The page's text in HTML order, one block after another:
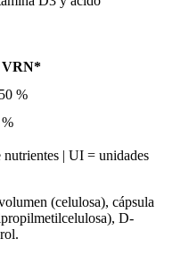
VRN*
%
| UI = unidades
(celulosa), cápsula
D-